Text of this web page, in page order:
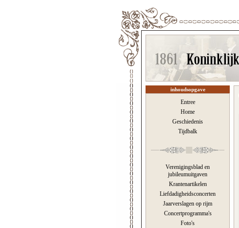
inhoudsopgave
Entree
Home
Geschiedenis
Tijdbalk
Verenigingsblad en
jubileumuitgaven
Krantenartikelen
Liefdadigheidsconcerten
Jaarverslagen op rijm
Concertprogramma's
Foto's